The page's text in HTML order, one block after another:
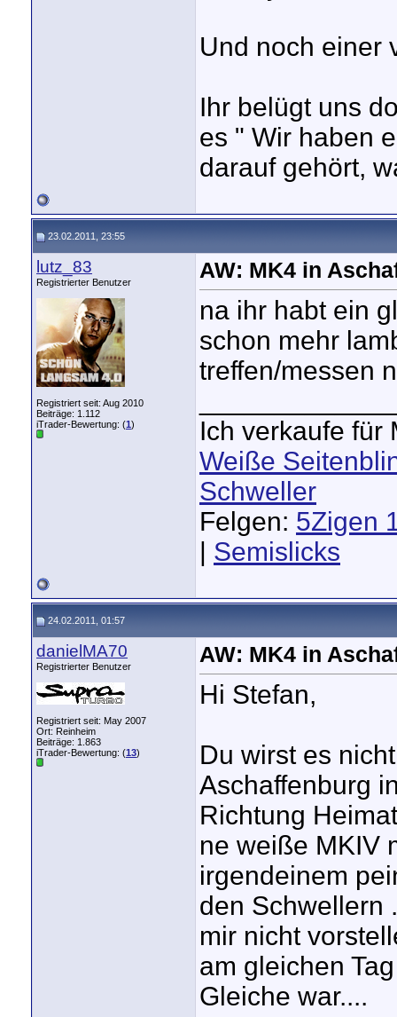
Und noch einer
Ihr belügt uns
es " Wir haben
darauf gehört,
23.02.2011, 23:55
lutz_83
Registrierter Benutzer
Registriert seit: Aug 2010
Beiträge: 1.112
iTrader-Bewertung: (1)
AW: MK4 in
na ihr habt ein
schon mehr
treffen/messen
Ich verkaufe für
Weiße
Schweller
Felgen: 5Zigen
Semislicks
24.02.2011, 01:57
danielMA70
Registrierter Benutzer
Registriert seit: May 2007
Ort: Reinheim
Beiträge: 1.863
iTrader-Bewertung: (13)
AW: MK4 in
Hi Stefan,
Du wirst es
Aschaffenburg
Richtung
ne weiße MKIV
irgendeinem
den Schwellern
mir nicht
am gleichen
Gleiche war....